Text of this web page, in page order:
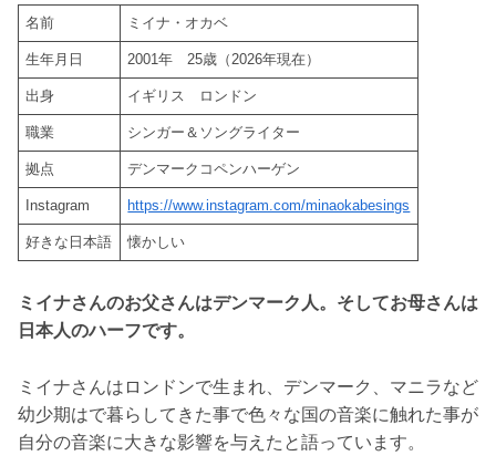
名前 ミイナ・オカベ
生年月日 2001年 25歳（2026年現在）
出身 イギリス ロンドン
職業 シンガー＆ソングライター
拠点 デンマークコペンハーゲン
Instagram https://www.instagram.com/minaokabesings
好きな日本語 懐かしい
ミイナさんのお父さんはデンマーク人。そしてお母さんは
日本人のハーフです。
ミイナさんはロンドンで生まれ、デンマーク、マニラなど
幼少期はで暮らしてきた事で色々な国の音楽に触れた事が
自分の音楽に大きな影響を与えたと語っています。